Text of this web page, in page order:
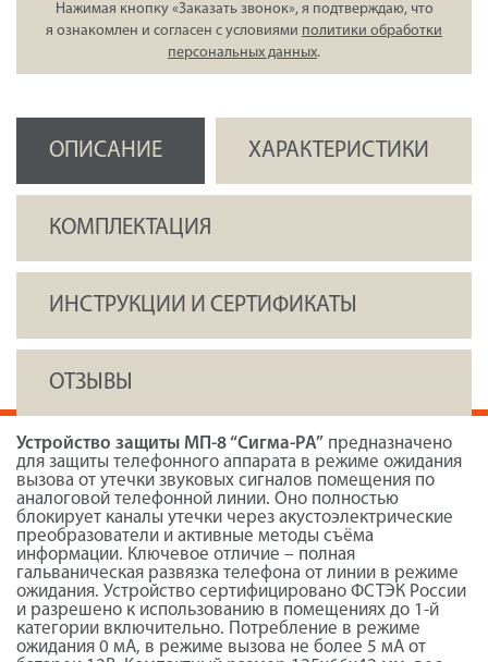
Нажимая кнопку «Заказать звонок», я подтверждаю, что
я ознакомлен и согласен с условиями политики обработки
персональных данных.
ОПИСАНИЕ ХАРАКТЕРИСТИКИ
КОМПЛЕКТАЦИЯ
ИНСТРУКЦИИ И СЕРТИФИКАТЫ
ОТЗЫВЫ
Устройство защиты МП-8 “Сигма-РА” предназначено
для защиты телефонного аппарата в режиме ожидания
вызова от утечки звуковых сигналов помещения по
аналоговой телефонной линии. Оно полностью
блокирует каналы утечки через акустоэлектрические
преобразователи и активные методы съёма
информации. Ключевое отличие – полная
гальваническая развязка телефона от линии в режиме
ожидания. Устройство сертифицировано ФСТЭК России
и разрешено к использованию в помещениях до 1-й
категории включительно. Потребление в режиме
ожидания 0 мА, в режиме вызова не более 5 мА от